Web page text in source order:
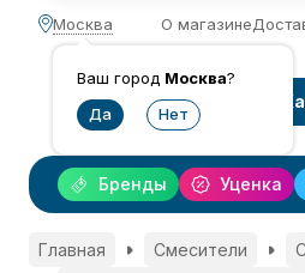
Москва
Ваш город Москва?
О магазине
Уценка
Бренды
Главная Смесители